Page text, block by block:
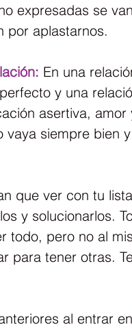
expresadas se
por aplastarnos.
En una
y una
asertiva,
siempre bien
que ver con tu
y solucionarlos.
todo, pero no al
para tener otras.
al entrar